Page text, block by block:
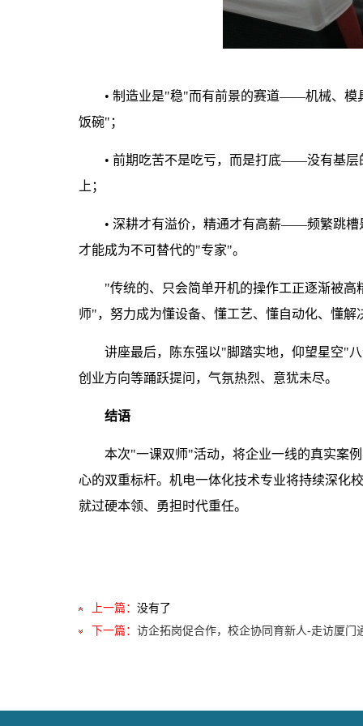
• 制造业是"稳"而有前景的赛道——机械、模
饭碗"；
• 前期吃苦不是吃亏，而是打底——没有基层
上；
• 深耕才有溢价，精通才有高薪——频繁跳槽
才能成为不可替代的"专家"。
"传统的、只会简单开机的操作工正逐渐被
师"，努力成为懂设备、懂工艺、懂自动化、懂
讲座最后，陈东强以"脚踏实地，仰望星空"
创业方向等踊跃提问，气氛热烈、意犹未尽。
结语
本次"一课双师"活动，将企业一线的真实案
心的双重标杆。机电一体化技术专业将持续深化
就过硬本领、勇担时代重任。
上一篇： 没有了
下一篇： 访企拓岗促合作，校企协同育新人-走访厦门